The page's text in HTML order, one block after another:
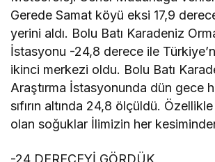
Gerede Samat köyü eksi 17,9
yerini aldı. Bolu Batı Karadeniz
İstasyonu -24,8 derece ile
ikinci merkezi oldu. Bolu Batı
Araştırma İstasyonunda dün gece
sıfırın altında 24,8 ölçüldü.
olan soğuklar İlimizin her
-24 DERECEYİ GÖRDÜK